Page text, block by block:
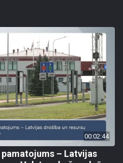
00:02:44
– Latvijas